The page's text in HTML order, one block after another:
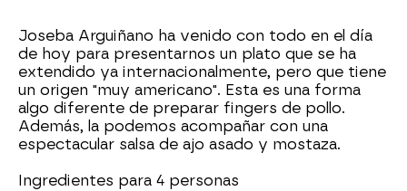
Joseba Arguiñano ha venido con todo en el día
de hoy para presentarnos un plato que se ha
extendido ya internacionalmente, pero que tiene
un origen "muy americano". Esta es una forma
algo diferente de preparar fingers de pollo.
Además, la podemos acompañar con una
espectacular salsa de ajo asado y mostaza.
Ingredientes para 4 personas